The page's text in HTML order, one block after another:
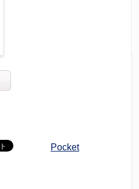
Pocket